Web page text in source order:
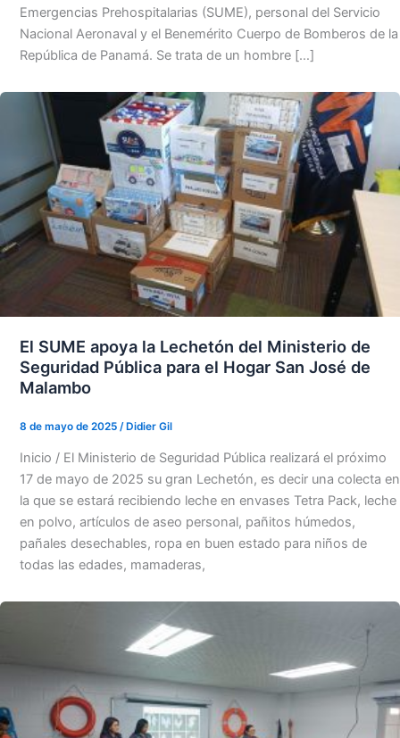
Emergencias Prehospitalarias (SUME), personal del Servicio
Nacional Aeronaval y el Benemérito Cuerpo de Bomberos de la
República de Panamá. Se trata de un hombre […]
El SUME apoya la Lechetón del Ministerio de
Seguridad Pública para el Hogar San José de
Malambo
8 de mayo de 2025 / Didier Gil
Inicio / El Ministerio de Seguridad Pública realizará el próximo
17 de mayo de 2025 su gran Lechetón, es decir una colecta en
la que se estará recibiendo leche en envases Tetra Pack, leche
en polvo, artículos de aseo personal, pañitos húmedos,
pañales desechables, ropa en buen estado para niños de
todas las edades, mamaderas,